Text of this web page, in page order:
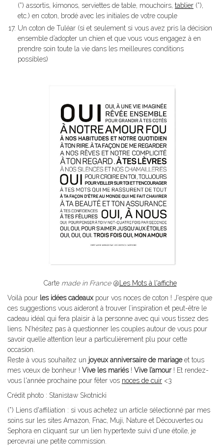
(*) assortis, kimonos, serviettes de table, mouchoirs, tablier (*),
etc.) en coton, brodé avec les initiales de votre couple
Un coton de Tuléar (si et seulement si vous avez pris la décision
ensemble d’adopter un chien et que vous vous engagez à en
prendre soin toute la vie dans les meilleures conditions
possibles)
Carte made in France@Les Mots à l'affiche
Voilà pour les idées cadeauxpour vos noces de coton ! J'espère que
ces suggestions vous aideront à trouver l’inspiration et peut-être le
cadeau idéal qui fera plaisir à la personne avec qui vous tissez des
liens. N’hésitez pas à questionner les couples autour de vous pour
savoir quelle attention leur a particulièrement plu pour cette
occasion.
Reste à vous souhaitez un joyeux anniversaire de mariageet tous
mes vœux de bonheur ! Vive les mariés! Vive l’amour! Et rendez-
vous l'année prochaine pour fêter vos noces de cuir <3
Crédit photo : Stanisław Skotnicki
(*) Liens d'affiliation : si vous achetez un article sélectionné par mes
soins sur les sites Amazon, Fnac, Muji, Nature et Découvertes ou
Sephora en cliquant sur un lien hypertexte suivi d'une étoile, je
percevrai une petite commission.